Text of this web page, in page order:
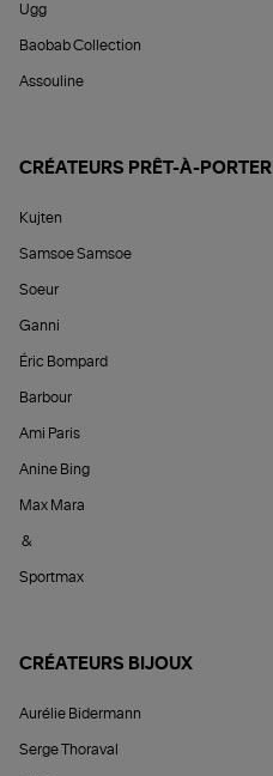
Ugg
Baobab Collection
Assouline
CRÉATEURS PRÊT-À-PORTER
Kujten
Samsoe Samsoe
Soeur
Ganni
Éric Bompard
Barbour
Ami Paris
Anine Bing
Max Mara
&
Sportmax
CRÉATEURS BIJOUX
Aurélie Bidermann
Serge Thoraval